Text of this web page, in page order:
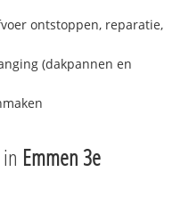
ontstoppen, reparatie,
(dakpannen en
Emmen 3e